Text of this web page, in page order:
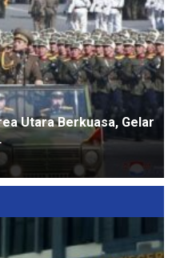
Utara Berkuasa, Gelar